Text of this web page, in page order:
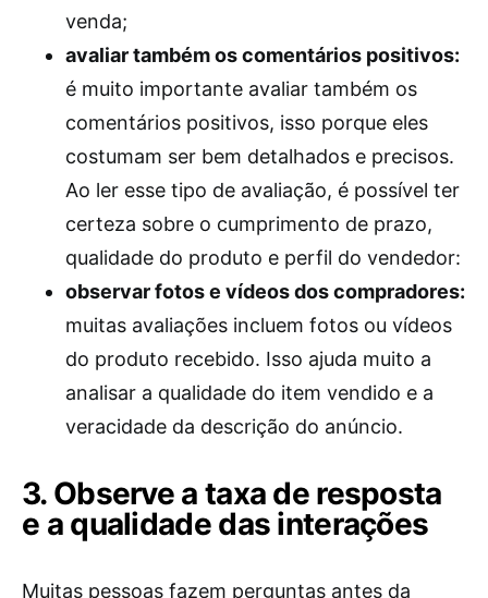
venda;
avaliar também os comentários positivos:
é muito importante avaliar também os
comentários positivos, isso porque eles
costumam ser bem detalhados e precisos.
Ao ler esse tipo de avaliação, é possível ter
certeza sobre o cumprimento de prazo,
qualidade do produto e perfil do vendedor:
observar fotos e vídeos dos compradores:
muitas avaliações incluem fotos ou vídeos
do produto recebido. Isso ajuda muito a
analisar a qualidade do item vendido e a
veracidade da descrição do anúncio.
3. Observe a taxa de resposta
e a qualidade das interações
Muitas pessoas fazem perguntas antes da